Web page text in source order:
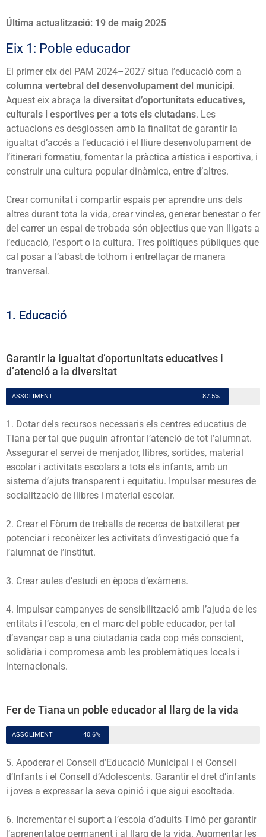
Última actualització: 19 de maig 2025
Eix 1: Poble educador
El primer eix del PAM 2024–2027 situa l’educació com a
columna vertebral del desenvolupament del municipi.
Aquest eix abraça la diversitat d’oportunitats educatives,
culturals i esportives per a tots els ciutadans. Les
actuacions es desglossen amb la finalitat de garantir la
igualtat d’accés a l’educació i el lliure desenvolupament de
l’itinerari formatiu, fomentar la pràctica artística i esportiva, i
construir una cultura popular dinàmica, entre d’altres.
Crear comunitat i compartir espais per aprendre uns dels
altres durant tota la vida, crear vincles, generar benestar o fer
del carrer un espai de trobada són objectius que van lligats a
l’educació, l’esport o la cultura. Tres polítiques públiques que
cal posar a l’abast de tothom i entrellaçar de manera
tranversal.
1. Educació
Garantir la igualtat d’oportunitats educatives i
d’atenció a la diversitat
ASSOLIMENT 87.5%
1. Dotar dels recursos necessaris els centres educatius de
Tiana per tal que puguin afrontar l’atenció de tot l’alumnat.
Assegurar el servei de menjador, llibres, sortides, material
escolar i activitats escolars a tots els infants, amb un
sistema d’ajuts transparent i equitatiu. Impulsar mesures de
socialització de llibres i material escolar.
2. Crear el Fòrum de treballs de recerca de batxillerat per
potenciar i reconèixer les activitats d’investigació que fa
l’alumnat de l’institut.
3. Crear aules d’estudi en època d’exàmens.
4. Impulsar campanyes de sensibilització amb l’ajuda de les
entitats i l’escola, en el marc del poble educador, per tal
d’avançar cap a una ciutadania cada cop més conscient,
solidària i compromesa amb les problemàtiques locals i
internacionals.
Fer de Tiana un poble educador al llarg de la vida
ASSOLIMENT 40.6%
5. Apoderar el Consell d’Educació Municipal i el Consell
d’Infants i el Consell d’Adolescents. Garantir el dret d’infants
i joves a expressar la seva opinió i que sigui escoltada.
6. Incrementar el suport a l’escola d’adults Timó per garantir
l’aprenentatge permanent i al llarg de la vida. Augmentar les